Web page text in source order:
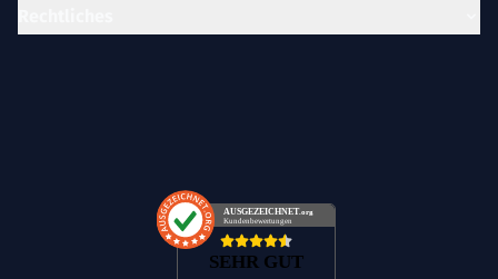
AUSGEZEICHNET .org
Kundenbewertungen
SEHR GUT